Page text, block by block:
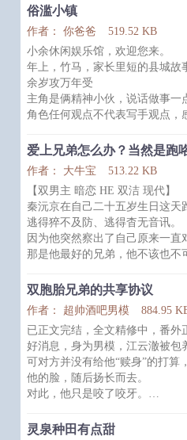
纪寻不知道陆屿究竟是喜欢他，
就在他想要告白之际，那人却消
*
五年后，两人再次相遇。
陆屿淡定地说，“大家成年人，
相见。”
本以为当初那被他勾搭的男生会
俗滥小镇
作者： 你爸爸 519.52 KB
小余休闲娱乐馆，欢迎您来。
年上，竹马，家长里短的县城故
余岁攻万年受
主角是俩精神小伙，说话做事一
角色任何观点不代表写手观点，
爱上兄弟怎么办？当然是跑
作者： 大牛宝 513.22 KB
【双男主 暗恋 HE 双洁 现代】
秦沅京在自己二十五岁生日这天
逃得猝不及防、逃得杳无音讯。
因为他突然察出了自己原来一直
那是他最好的兄弟，他不该也不
念，反而横生出抓心挠肺的彻骨
他想，回来看看也好，亲眼看
份不合时宜又见不得光的执念才
可他忘了，李崇戈这个人，从来
李崇戈：好消息，老婆开窍了，
双胞胎兄弟的共享协议
作者： 超帅酒吧男模 884.95
已正文完结，全文精修中，番外
好消息，身为男模，江云澈被包
可对方并没有给他“赎身”的打算
他的脸，随后扬长而去。
对此，他只是咬了咬牙。
.灵泉种田有点甜